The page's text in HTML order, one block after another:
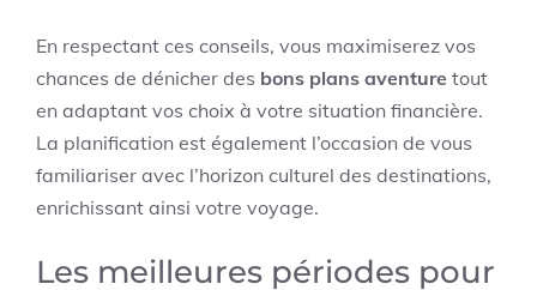
En respectant ces conseils, vous maximiserez vos
chances de dénicher des bons plans aventure tout
en adaptant vos choix à votre situation financière.
La planification est également l’occasion de vous
familiariser avec l’horizon culturel des destinations,
enrichissant ainsi votre voyage.
Les meilleures périodes pour